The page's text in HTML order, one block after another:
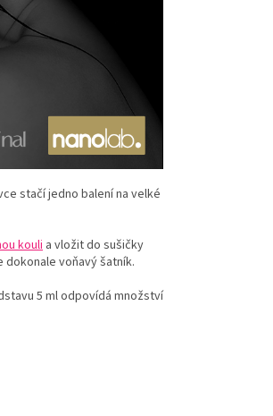
stačí jedno balení na velké
koulia vložit do sušičky
voňavý šatník.
5 ml odpovídá množství